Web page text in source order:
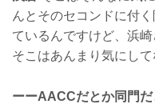
んとそのセコンドに付
ているんですけど、浜
そこはあんまり気にして
ーーAACCだとか同門